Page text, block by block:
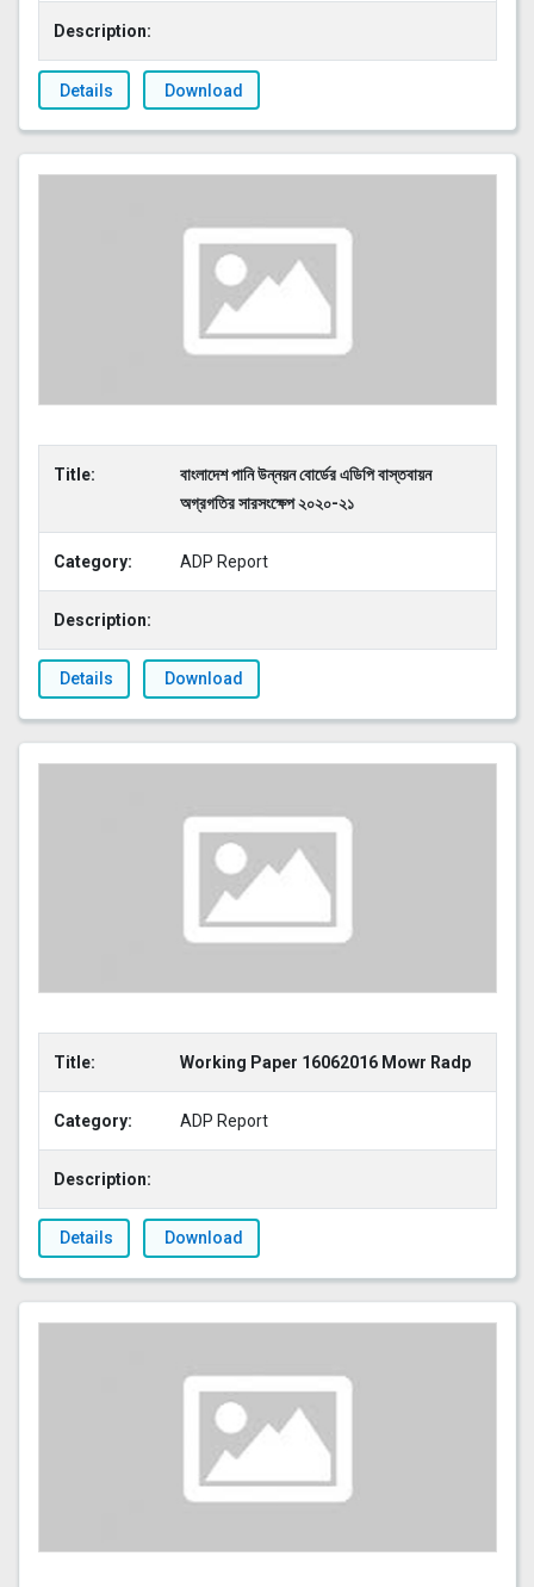
Description:
Details Download
Title:
বাংলাদেশ পানি উন্নয়ন বোর্ডের এডিপি বাস্তবায়ন
অগ্রগতির সারসংক্ষেপ ২০২০-২১
Category: ADP Report
Description:
Details Download
Title: Working Paper 16062016 Mowr Radp
Category: ADP Report
Description:
Details Download